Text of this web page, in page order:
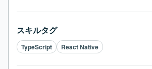
スキルタグ
TypeScript React Native